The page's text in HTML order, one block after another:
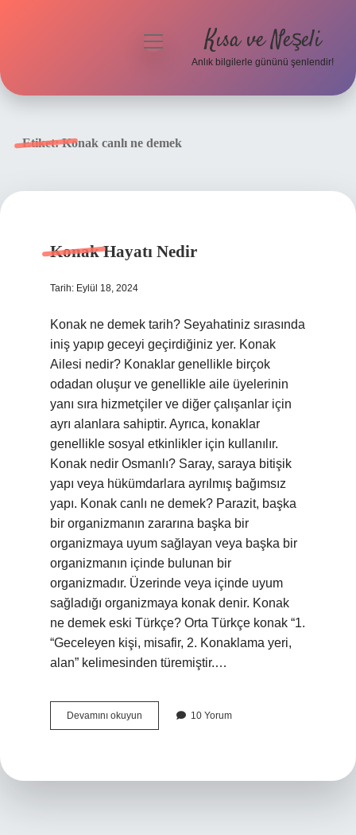
menüyü
Kısa ve Neşeli
Anlık bilgilerle gününü şenlendir!
Etiket:Konak canlı ne demek
Konak Hayatı Nedir
Tarih: Eylül 18, 2024
Konak ne demek tarih? Seyahatiniz sırasında
iniş yapıp geceyi geçirdiğiniz yer. Konak
Ailesi nedir? Konaklar genellikle birçok
odadan oluşur ve genellikle aile üyelerinin
yanı sıra hizmetçiler ve diğer çalışanlar için
ayrı alanlara sahiptir. Ayrıca, konaklar
genellikle sosyal etkinlikler için kullanılır.
Konak nedir Osmanlı? Saray, saraya bitişik
yapı veya hükümdarlara ayrılmış bağımsız
yapı. Konak canlı ne demek? Parazit, başka
bir organizmanın zararına başka bir
organizmaya uyum sağlayan veya başka bir
organizmanın içinde bulunan bir
organizmadır. Üzerinde veya içinde uyum
sağladığı organizmaya konak denir. Konak
ne demek eski Türkçe? Orta Türkçe konak “1.
“Geceleyen kişi, misafir, 2. Konaklama yeri,
alan” kelimesinden türemiştir.…
Devamını okuyun
Hayatı
10 Yorum